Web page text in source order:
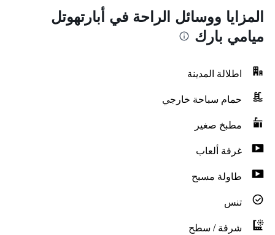
المزايا ووسائل الراحة في أبارتهوتل
ميامي بارك
اطلالة المدينة
حمام سباحة خارجي
مطبخ صغير
غرفة ألعاب
طاولة مسبح
تنس
شرفة / سطح